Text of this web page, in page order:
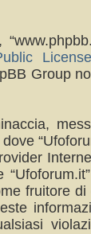
Group
fruitore